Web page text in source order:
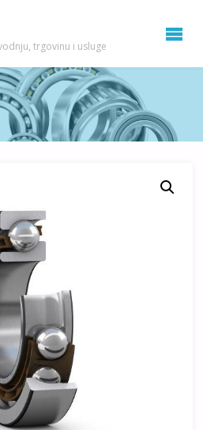
trgovinu i usluge